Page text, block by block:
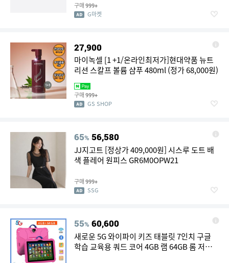
구매 999+
G마켓
27,900
마이녹셀 [1 +1/온라인최저가]현대약품 뉴트
리션 스칼프 볼륨 샴푸 480ml (정가 68,000원)
구매 999+
GS SHOP
65% 56,580
JJ지고트 [정상가 409,000원] 시스루 도트 배
색 플레어 원피스 GR6M0OPW21
구매 999+
SSG
55% 60,600
새로운 5G 와이파이 키즈 태블릿 7인치 구글
학습 교육용 쿼드 코어 4GB 램 64GB 롬 저렴